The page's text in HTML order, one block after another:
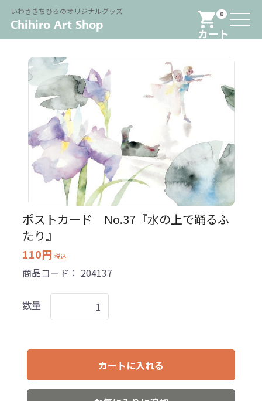
0
カート
いわさきちひろのオリジナルグッズ Menu
ポストカード No.37『水の上で踊るふ
たり』
110円 税込
商品コード： 204137
数量
カートに入れる